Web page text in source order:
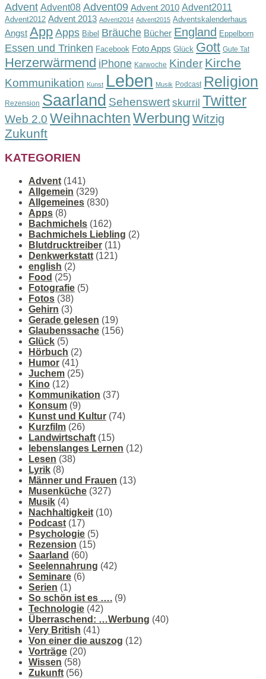
Advent Advent08 Advent09 Advent 2010 Advent2011
Advent2012 Advent 2013 Advent2014 Advent2015 Adventskalenderhaus
Angst App Apps Bibel Bräuche Bücher England Eppelborn
Essen und Trinken Facebook Foto Apps Glück Gott Gute Tat
Herzerwärmend iPhone Karwoche Kinder Kirche
Kommunikation Kunst Leben Musik Podcast Religion
Rezension Saarland Sehenswert skurril Twitter
Web 2.0 WeihnachtenWerbung Witzig
Zukunft
KATEGORIEN
Advent (141)
Allgemein (329)
Allgemeines (830)
Apps (8)
Bachmichels (162)
Bachmichels Liebling (2)
Blutdrucktreiber (11)
Denkwerkstatt (121)
english (2)
Food (25)
Fotografie (5)
Fotos (38)
Gehirn (3)
Gerade gelesen (19)
Glaubenssache (156)
Glück (5)
Hörbuch (2)
Humor (41)
Juchem (25)
Kino (12)
Kommunikation (37)
Konsum (9)
Kunst und Kultur (74)
Kurzfilm (26)
Landwirtschaft (15)
lebenslanges Lernen (12)
Lesen (38)
Lyrik (8)
Männer und Frauen (13)
Musenküche (327)
Musik (4)
Nachhaltigkeit (10)
Podcast (17)
Psychologie (5)
Rezension (15)
Saarland (60)
Seelennahrung (42)
Seminare (6)
Serien (1)
So schön ist es …. (9)
Technologie (42)
Überraschend: …Werbung (40)
Very British (41)
Von einer die auszog (12)
Vorträge (20)
Wissen (58)
Zukunft (56)